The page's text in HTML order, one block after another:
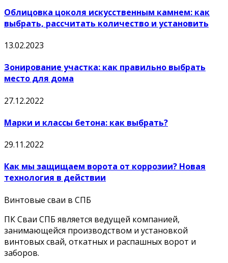
Облицовка цоколя искусственным камнем: как
выбрать, рассчитать количество и установить
13.02.2023
Зонирование участка: как правильно выбрать
место для дома
27.12.2022
Марки и классы бетона: как выбрать?
29.11.2022
Как мы защищаем ворота от коррозии? Новая
технология в действии
Винтовые сваи в СПБ
ПК Сваи СПБ является ведущей компанией,
занимающейся производством и установкой
винтовых свай, откатных и распашных ворот и
заборов.